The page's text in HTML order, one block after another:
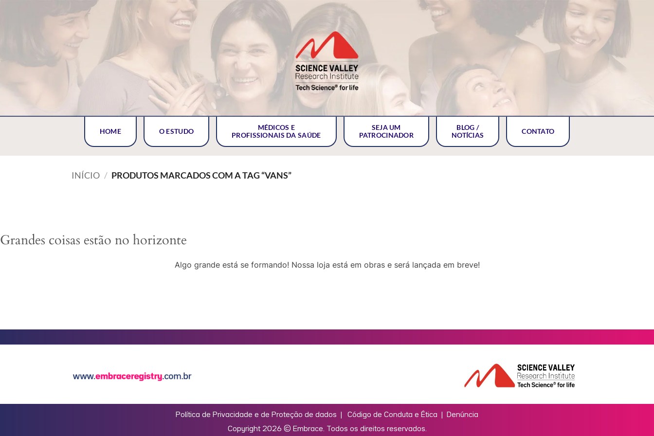
HOME O ESTUDO
MÉDICOS E
PROFISSIONAIS DA SAÚDE
SEJA UM
PATROCINADOR
BLOG /
NOTÍCIAS
CONTATO
INÍCIO / PRODUTOS MARCADOS COM A TAG “VANS”
Grandes coisas estão no horizonte
Algo grande está se formando! Nossa loja está em obras e será lançada em breve!
Política de Privacidade e de Proteção de dados Código de Conduta e Ética
Denúncia
Copyright 2026 © Embrace. Todos os direitos reservados.